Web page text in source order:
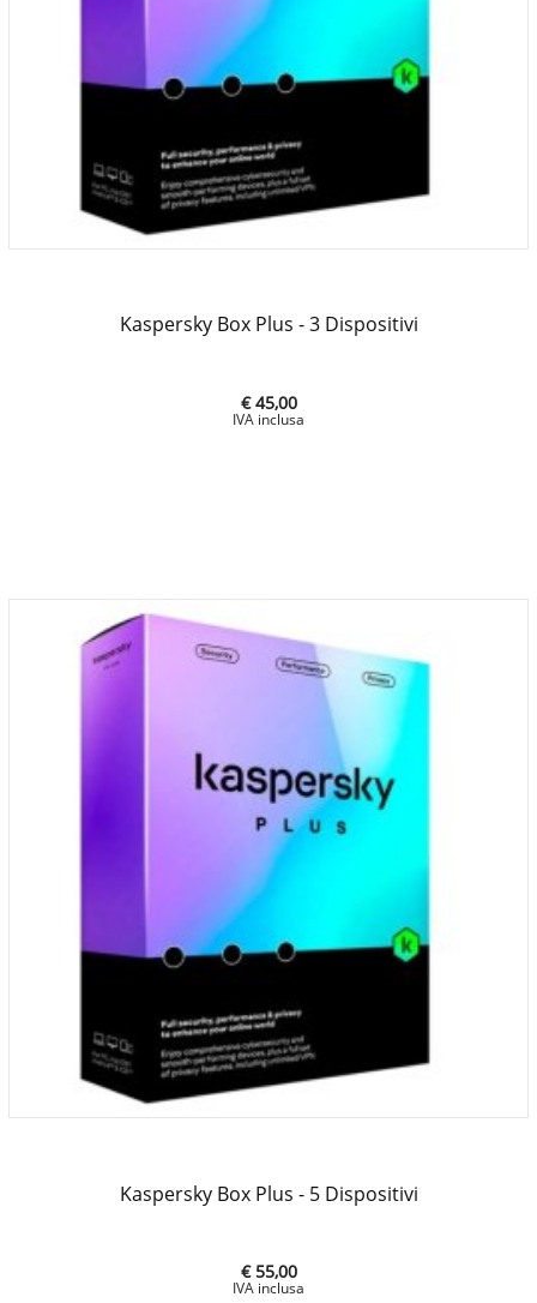
Kaspersky Box Plus - 3 Dispositivi
€ 45,00
Kaspersky Box Plus - 5 Dispositivi
€ 55,00